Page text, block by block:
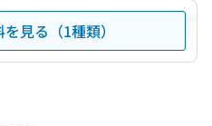
見る（1種類）